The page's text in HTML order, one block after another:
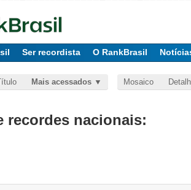
Ser recordista O RankBrasil
Mais acessados Mosaico
recordes nacionais: